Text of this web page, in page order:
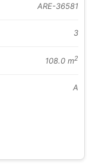
ARE-36581
3
108.0 m2
A